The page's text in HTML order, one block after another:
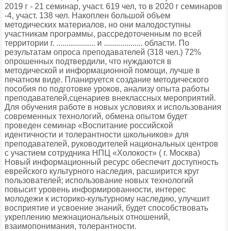
2019 г - 21 семинар, участ. 619 чел, то в 2020 г семинаров
-4, участ. 138 чел. Накоплен большой объем
методических материалов, но они малодоступны
участникам программы, рассредоточенным по всей
территории г. ................... и ................... области. По
результатам опроса преподавателей (318 чел.) 72%
опрошенных подтвердили, что нуждаются в
методической и информационной помощи, лучше в
печатном виде. Планируется создание методического
пособия по подготовке уроков, анализу опыта работы
преподавателей,сценариев внеклассных мероприятий.
Для обучения работе в новых условиях и использования
современных технологий, обмена опытом будет
проведен семинар «Воспитание российской
идентичности и толерантности школьников» для
преподавателей, руководителей национальных центров
с участием сотрудника НПЦ «Холокост» ( г. Москва)
Новый информационный ресурс обеспечит доступность
еврейского культурного наследия, расширится круг
пользователей; использование новых технологий
повысит уровень информированности, интерес
молодежи к историко-культурному наследию, улучшит
восприятие и усвоение знаний, будет способствовать
укреплению межнациональных отношений,
взаимопонимания, толерантности.